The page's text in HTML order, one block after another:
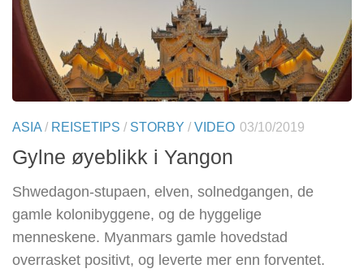
ASIA / REISETIPS / STORBY / VIDEO 03/10/2019
Gylne øyeblikk i Yangon
Shwedagon-stupaen, elven, solnedgangen, de
gamle kolonibyggene, og de hyggelige
menneskene. Myanmars gamle hovedstad
overrasket positivt, og leverte mer enn forventet.